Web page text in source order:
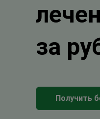
за
Получить